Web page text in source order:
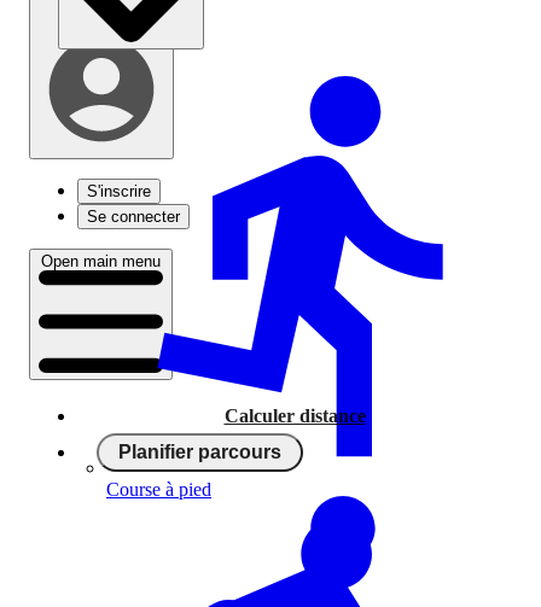
S'inscrire
Se connecter
Open main menu
Calculer distance
Planifier parcours
Course à pied